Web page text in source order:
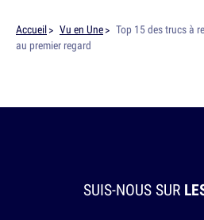
Accueil Vu en Une
Top 15 des trucs à
au premier regard
SUIS-NOUS SUR